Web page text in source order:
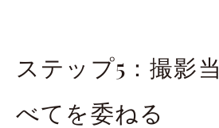
ステップ5：撮影
べてを委ねる